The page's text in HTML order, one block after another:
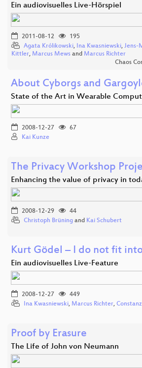
Ein audiovisuelles Live-Hörspiel
2011-08-12
195
Agata Królikowski, Ina Kwasniewski, Jens-
Kittler, Marcus Mews and Marcus Richter
Chaos
About Cyborgs and
State of the Art in Wearable
2008-12-27
67
Kai Kunze
The Privacy Workshop
Enhancing the value of privacy in
2008-12-29
44
Christoph Brüning and Kai Schubert
Kurt Gödel – I do not fit
Ein audiovisuelles Live-Feature
2008-12-27
449
Ina Kwasniewski, Marcus Richter,
Proof by Erasure
The Life of John von Neumann